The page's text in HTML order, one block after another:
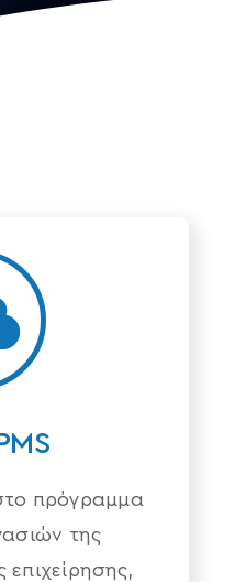
πρόγραμμα
της
επιχείρησης,